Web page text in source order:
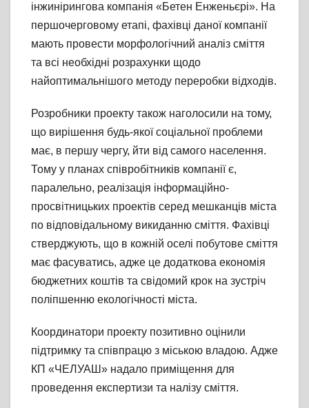
інжинірингова компанія «Бетен Енженьєрі». На
першочерговому етапі, фахівці даної компанії
мають провести морфологічний аналіз сміття
та всі необхідні розрахунки щодо
найоптимальнішого методу переробки відходів.
Розробники проекту також наголосили на тому,
що вирішення будь-якої соціальної проблеми
має, в першу чергу, йти від самого населення.
Тому у планах співробітників компанії є,
паралельно, реалізація інформаційно-
просвітницьких проектів серед мешканців міста
по відповідальному викиданню сміття. Фахівці
стверджують, що в кожній оселі побутове сміття
має фасуватись, адже це додаткова економія
бюджетних коштів та свідомий крок на зустріч
поліпшенню екологічності міста.
Координатори проекту позитивно оцінили
підтримку та співпрацю з міською владою. Адже
КП «ЧЕЛУАШ» надало приміщення для
проведення експертизи та налізу сміття.